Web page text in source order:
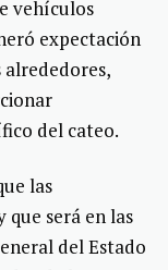
vehículos
expectación
alrededores,
del cateo.
las
que será en las
del Estado